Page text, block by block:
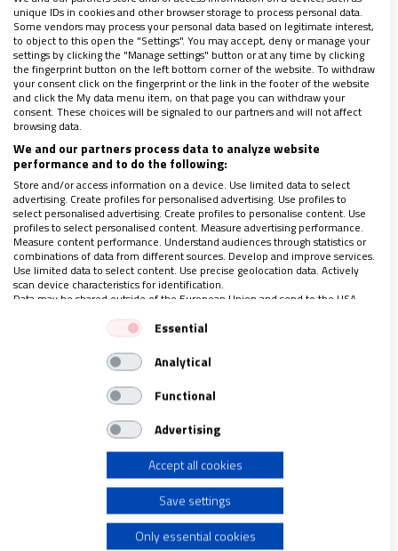
AMÉRICA
Fe y Alegría, el movimiento de educación
popular más grande de América Latina
cumple 65 años
05/03/2020|ÁNGEL ALBERTO MORILLO
Bajo la consigna que esta red “comienza donde termina
el asfalto, donde no gotea el agua potable, donde la
ciudad pierde su nombre”, fue fundada por José María
Velaz en Caracas
del equipo directivo de Fe y Alegría Venezuela, para
analizar la situación del país que vio nacer a este
movimiento
unique IDs in cookies and other browser storage to process personal data.
Some vendors may process your personal data based on legitimate interest,
to object to this open the "Settings". You may accept, deny or manage your
settings by clicking the "Manage settings" button or at any time by clicking
the fingerprint button on the left bottom corner of the website. To withdraw
your consent click on the fingerprint or the link in the footer of the website
and click the My data menu item, on that page you can withdraw your
consent. These choices will be signaled to our partners and will not affect
browsing data.
We and our partners process data to analyze website
performance and to do the following:
Store and/or access information on a device. Use limited data to select
advertising. Create profiles for personalised advertising. Use profiles to
select personalised advertising. Create profiles to personalise content. Use
profiles to select personalised content. Measure advertising performance.
Measure content performance. Understand audiences through statistics or
combinations of data from different sources. Develop and improve services.
Use limited data to select content. Use precise geolocation data. Actively
scan device characteristics for identification.
Data may be shared outside of the European Union and send to the USA.
Your consent and the cookie policy applies solely to this website/app.
View Partner List (1 IAB Vendors)
We use your data for the following purposes:
IAB processing purposes:
Use limited data to select advertising
Create profiles for personalised advertising
Essential
Analytical
Functional
Advertising
Accept all cookies
Save settings
Only essential cookies